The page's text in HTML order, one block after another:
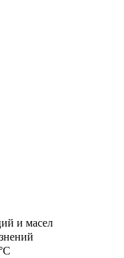
и масел